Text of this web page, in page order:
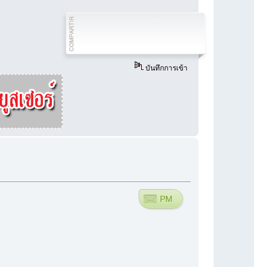
บันทึกการเข้า
PM